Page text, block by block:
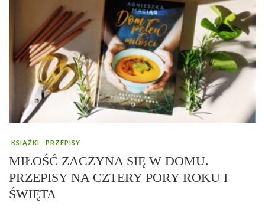
KSIĄŻKI PRZEPISY
MIŁOŚĆ ZACZYNA SIĘ W DOMU.
PRZEPISY NA CZTERY PORY ROKU I
ŚWIĘTA